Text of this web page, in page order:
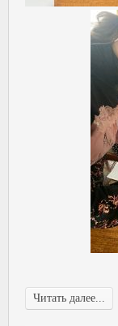
Читать далее...